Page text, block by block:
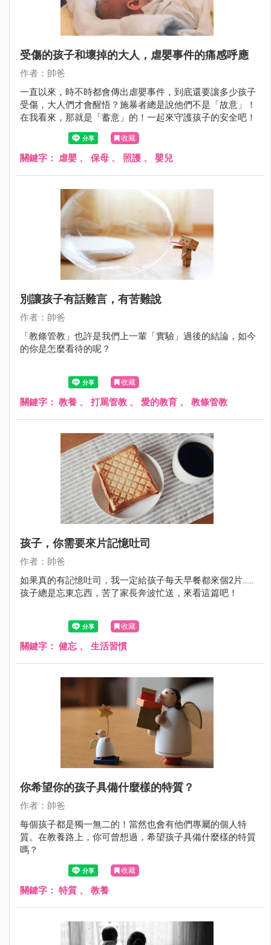
受傷的孩子和壞掉的大人，虐嬰事件的痛感呼應
作者：帥爸
一直以來，時不時都會傳出虐嬰事件，到底還要讓多少孩子
受傷，大人們才會醒悟？施暴者總是說他們不是「故意」！
在我看來，那就是「蓄意」的！一起來守護孩子的安全吧！
收藏
關鍵字： 虐嬰 、 保母 、 照護 、 嬰兒
別讓孩子有話難言，有苦難說
作者：帥爸
「教條管教」也許是我們上一輩「實驗」過後的結論，如今
的你是怎麼看待的呢？
收藏
關鍵字： 教養 、 打罵管教 、 愛的教育 、 教條管教
孩子，你需要來片記憶吐司
作者：帥爸
如果真的有記憶吐司，我一定給孩子每天早餐都來個2片......
孩子總是忘東忘西，苦了家長奔波忙送，來看這篇吧！
收藏
關鍵字： 健忘 、 生活習慣
你希望你的孩子具備什麼樣的特質？
作者：帥爸
每個孩子都是獨一無二的！當然也會有他們專屬的個人特
質。在教養路上，你可曾想過，希望孩子具備什麼樣的特質
嗎？
收藏
關鍵字： 特質 、 教養